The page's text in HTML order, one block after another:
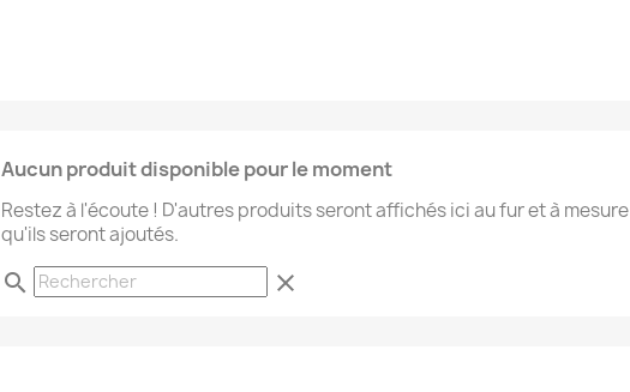
Aucun produit disponible pour le moment
Restez à l'écoute ! D'autres produits seront affichés ici au fur et à mesure
qu'ils seront ajoutés.
search clear